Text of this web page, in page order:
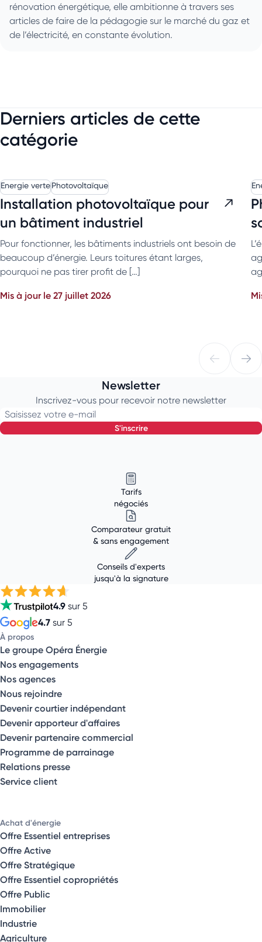
rénovation énergétique, elle ambitionne à travers ses
articles de faire de la pédagogie sur le marché du gaz et
de l’électricité, en constante évolution.
Derniers articles de cette
catégorie
Energie vertePhotovoltaïque
Installation photovoltaïque pour
un bâtiment industriel
Pour fonctionner, les bâtiments industriels ont besoin de
beaucoup d’énergie. Leurs toitures étant larges,
pourquoi ne pas tirer profit de […]
Mis à jour le 27 juillet 2026
Newsletter
Inscrivez-vous pour recevoir notre newsletter
Saisissez votre e-mail
s'inscrire
Tarifs
négociés
Comparateur gratuit
& sans engagement
Conseils d'experts
jusqu'à la signature
4.9 sur 5
4.7 sur 5
À propos
Le groupe Opéra Énergie
Nos engagements
Nos agences
Nous rejoindre
Devenir courtier indépendant
Devenir apporteur d'affaires
Devenir partenaire commercial
Programme de parrainage
Relations presse
Service client
Achat d'énergie
Offre Essentiel entreprises
Offre Active
Offre Stratégique
Offre Essentiel copropriétés
Offre Public
Immobilier
Industrie
Agriculture